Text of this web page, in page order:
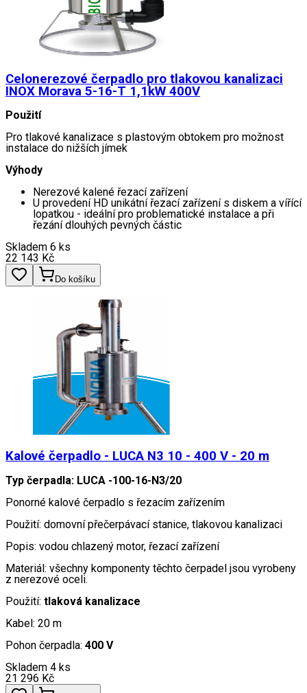
Celonerezové čerpadlo pro tlakovou kanalizaci
INOX Morava 5-16-T 1,1kW 400V
Použití
Pro tlakové kanalizace s plastovým obtokem pro možnost
instalace do nižších jímek
Výhody
Nerezové kalené řezací zařízení
U provedení HD unikátní řezací zařízení s diskem a vířící
lopatkou - ideální pro problematické instalace a při
řezání dlouhých pevných částic
Skladem 6 ks
22 143 Kč
Do košíku
Kalové čerpadlo - LUCA N3 10 - 400 V - 20 m
Typ čerpadla: LUCA -100-16-N3/20
Ponorné kalové čerpadlo s řezacím zařízením
Použití: domovní přečerpávací stanice, tlakovou kanalizaci
Popis: vodou chlazený motor, řezací zařízení
Materiál: všechny komponenty těchto čerpadel jsou vyrobeny
z nerezové oceli.
Použití: tlaková kanalizace
Kabel: 20 m
Pohon čerpadla: 400 V
Skladem 4 ks
21 296 Kč